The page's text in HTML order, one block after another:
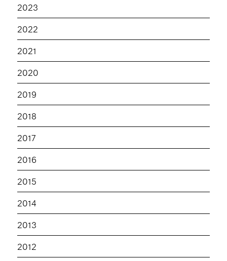
2023
2022
2021
2020
2019
2018
2017
2016
2015
2014
2013
2012